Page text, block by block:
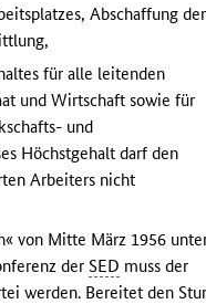
Abschaffung der
für alle leitenden
und Wirtschaft sowie für
und
Höchstgehalt darf den
Arbeiters nicht
von Mitte März 1956
derSED muss der
werden. Bereitet den